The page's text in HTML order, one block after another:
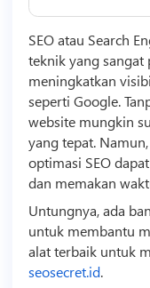
SEO atau Search
teknik yang
meningkatkan
seperti Google.
website mungkin
yang tepat.
optimasi SEO
dan memakan
Untungnya, ada
untuk membantu
alat terbaik untuk
seosecret.id.